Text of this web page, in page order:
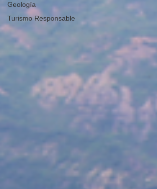
Geología
Turismo Responsable